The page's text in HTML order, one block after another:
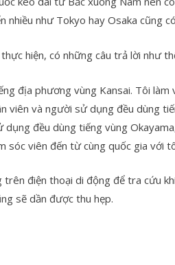
nhiều như Tokyo hay Osaka cũng
hiện, có những câu trả lời như
địa phương vùng Kansai. Tôi
viên và người sử dụng đều dùng
dụng đều dùng tiếng vùng
sóc viên đến từ cùng quốc gia với
trên điện thoại di động để tra cứu
sẽ dần được thu hẹp.